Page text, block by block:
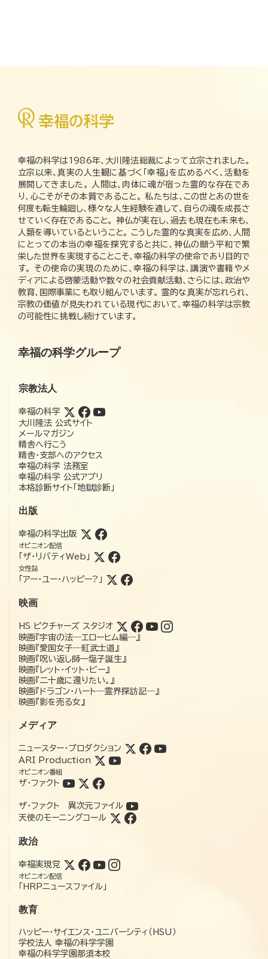
幸福の科学は1986年、大川隆法総裁によって立宗されました。
立宗以来、真実の人生観に基づく「幸福」を広めるべく、活動を
展開してきました。 人間は、肉体に魂が宿った霊的な存在であ
り、心こそがその本質であること。 私たちは、この世とあの世を
何度も転生輪廻し、様々な人生経験を通して、自らの魂を成長さ
せていく存在であること。 神仏が実在し、過去も現在も未来も、
人類を導いているということ。 こうした霊的な真実を広め、人間
にとっての本当の幸福を探究すると共に、神仏の願う平和で繁
栄した世界を実現することこそ、幸福の科学の使命であり目的で
す。 その使命の実現のために、幸福の科学は、講演や書籍やメ
ディアによる啓蒙活動や数々の社会貢献活動、さらには、政治や
教育、国際事業にも取り組んでいます。 霊的な真実が忘れられ、
宗教の価値が見失われている現代において、幸福の科学は宗教
の可能性に挑戦し続けています。
幸福の科学グループ
宗教法人
幸福の科学
大川隆法 公式サイト
メールマガジン
精舎へ行こう
精舎・支部へのアクセス
幸福の科学 法務室
幸福の科学 公式アプリ
本格診断サイト「地獄診断」
出版
幸福の科学出版
オピニオン配信
「ザ・リバティWeb」
女性誌
「アー・ユー・ハッピー?」
映画
HS ピクチャーズ スタジオ
映画『宇宙の法―エローヒム編―』
映画『愛国女子―紅武士道』
映画『呪い返し師—塩子誕生』
映画『レット・イット・ビー』
映画『二十歳に還りたい。』
映画『ドラゴン・ハート―霊界探訪記―』
映画『影を売る女』
メディア
ニュースター・プロダクション
ARI Production
オピニオン番組
ザ・ファクト
ザ・ファクト 異次元ファイル
天使のモーニングコール
政治
幸福実現党
オピニオン配信
「HRPニュースファイル」
教育
ハッピー・サイエンス・ユニバーシティ（HSU）
学校法人 幸福の科学学園
幸福の科学学園那須本校